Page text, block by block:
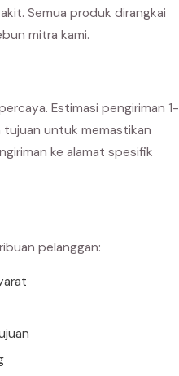
Semua produk dirangkai
mitra kami.
Estimasi pengiriman 1-
tujuan untuk memastikan
ke alamat spesifik
pelanggan: